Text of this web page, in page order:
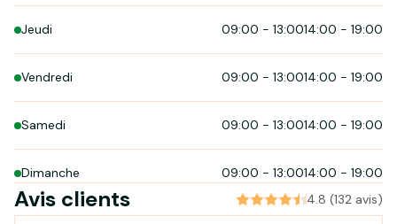
Jeudi 09:00 - 13:0014:00 - 19:00
Vendredi 09:00 - 13:0014:00 - 19:00
Samedi 09:00 - 13:0014:00 - 19:00
Dimanche 09:00 - 13:0014:00 - 19:00
Avis clients 4.8 (132 avis)